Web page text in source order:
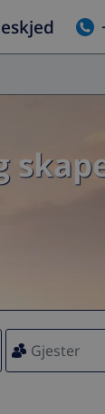
Gjester